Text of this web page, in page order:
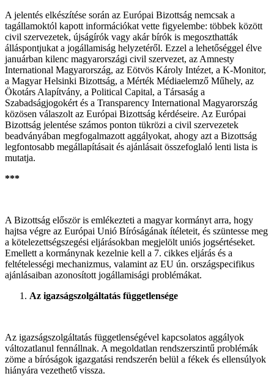
A jelentés elkészítése során az Európai Bizottság nemcsak a
tagállamoktól kapott információkat vette figyelembe: többek között
civil szervezetek, újságírók vagy akár bírók is megoszthatták
álláspontjukat a jogállamiság helyzetéről. Ezzel a lehetőséggel élve
januárban kilenc magyarországi civil szervezet, az Amnesty
International Magyarország, az Eötvös Károly Intézet, a K-Monitor,
a Magyar Helsinki Bizottság, a Mérték Médiaelemző Műhely, az
Ökotárs Alapítvány, a Political Capital, a Társaság a
Szabadságjogokért és a Transparency International Magyarország
közösen válaszolt az Európai Bizottság kérdéseire. Az Európai
Bizottság jelentése számos ponton tükrözi a civil szervezetek
beadványában megfogalmazott aggályokat, ahogy azt a Bizottság
legfontosabb megállapításait és ajánlásait összefoglaló lenti lista is
mutatja.
***
A Bizottság először is emlékezteti a magyar kormányt arra, hogy
hajtsa végre az Európai Unió Bíróságának ítéleteit, és szüntesse meg
a kötelezettségszegési eljárásokban megjelölt uniós jogsértéseket.
Emellett a kormánynak kezelnie kell a 7. cikkes eljárás és a
feltételességi mechanizmus, valamint az EU ún. országspecifikus
ajánlásaiban azonosított jogállamisági problémákat.
Az igazságszolgáltatás függetlensége
Az igazságszolgáltatás függetlenségével kapcsolatos aggályok
változatlanul fennállnak. A megoldatlan rendszerszintű problémák
zöme a bíróságok igazgatási rendszerén belül a fékek és ellensúlyok
hiányára vezethető vissza.